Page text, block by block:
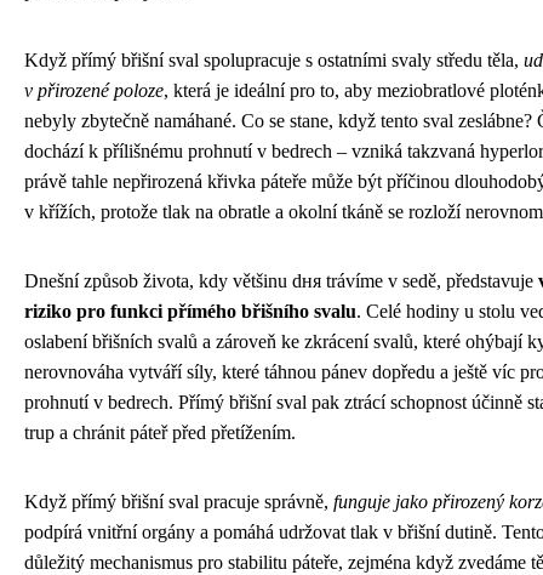
Když přímý břišní sval spolupracuje s ostatními svaly středu těla,
v přirozené poloze, která je ideální pro to, aby meziobratlové
nebyly zbytečně namáhané. Co se stane, když tento sval zeslábne?
dochází k přílišnému prohnutí v bedrech – vzniká takzvaná
právě tahle nepřirozená křivka páteře může být příčinou
v křížích, protože tlak na obratle a okolní tkáně se rozloží
Dnešní způsob života, kdy většinu dня trávíme v sedě, představuje
riziko pro funkci přímého břišního svalu. Celé hodiny u stolu
oslabení břišních svalů a zároveň ke zkrácení svalů, které ohýbají
nerovnováha vytváří síly, které táhnou pánev dopředu a ještě víc
prohnutí v bedrech. Přímý břišní sval pak ztrácí schopnost účinně
trup a chránit páteř před přetížením.
Když přímý břišní sval pracuje správně, funguje jako přirozený
podpírá vnitřní orgány a pomáhá udržovat tlak v břišní dutině.
důležitý mechanismus pro stabilitu páteře, zejména když zvedáme